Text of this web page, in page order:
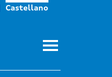
Castellano